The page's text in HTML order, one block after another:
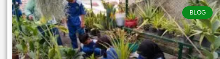
BLOG